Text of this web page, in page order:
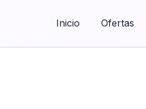
Inicio Ofertas